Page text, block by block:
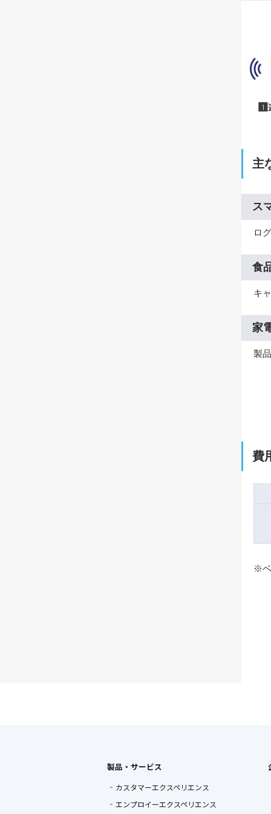
主
ス
ロ
食
キ
家
製
費
※ベ
製品・サービス
カスタマーエクスペリエンス
エンプロイーエクスペリエンス